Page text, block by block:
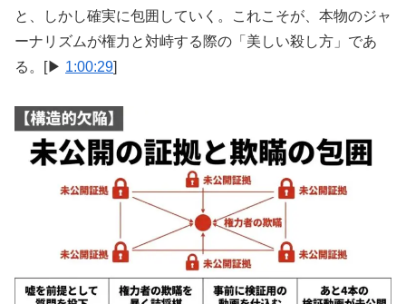
と、しかし確実に包囲していく。これこそが、本物のジャ
ーナリズムが権力と対峙する際の「美しい殺し方」であ
る。[▶ 1:00:29]